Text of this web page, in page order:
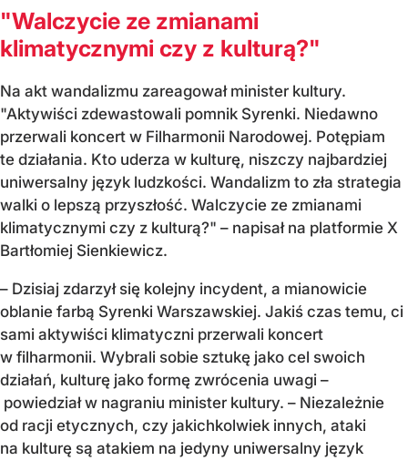
"Walczycie ze zmianami
klimatycznymi czy z kulturą?"
Na akt wandalizmu zareagował minister kultury.
"Aktywiści zdewastowali pomnik Syrenki. Niedawno
przerwali koncert w Filharmonii Narodowej. Potępiam
te działania. Kto uderza w kulturę, niszczy najbardziej
uniwersalny język ludzkości. Wandalizm to zła strategia
walki o lepszą przyszłość. Walczycie ze zmianami
klimatycznymi czy z kulturą?" – napisał na platformie X
Bartłomiej Sienkiewicz.
– Dzisiaj zdarzył się kolejny incydent, a mianowicie
oblanie farbą Syrenki Warszawskiej. Jakiś czas temu, ci
sami aktywiści klimatyczni przerwali koncert
w filharmonii. Wybrali sobie sztukę jako cel swoich
działań, kulturę jako formę zwrócenia uwagi –
powiedział w nagraniu minister kultury. – Niezależnie
od racji etycznych, czy jakichkolwiek innych, ataki
na kulturę są atakiem na jedyny uniwersalny język